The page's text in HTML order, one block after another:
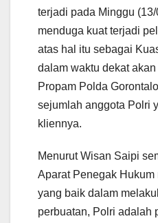
terjadi pada Minggu
menduga kuat terjadi
atas hal itu sebagai
dalam waktu dekat
Propam Polda
sejumlah anggota Polri
kliennya.
Menurut Wisan Saipi
Aparat Penegak Hukum
yang baik dalam
perbuatan, Polri adalah